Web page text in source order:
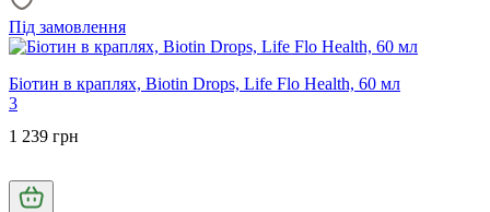
Під замовлення
Біотин в краплях, Biotin Drops, Life Flo Health, 60 мл
3
1 239 грн